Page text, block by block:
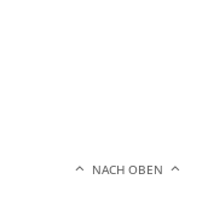
NACH OBEN